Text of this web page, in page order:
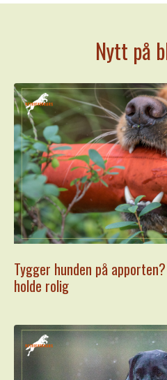
Nytt på
Tygger hunden på
holde rolig